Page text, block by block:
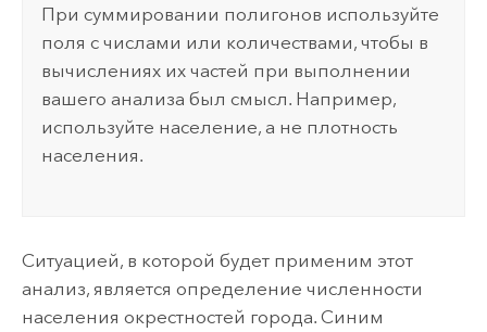
При суммировании полигонов используйте
поля с числами или количествами, чтобы в
вычислениях их частей при выполнении
вашего анализа был смысл. Например,
используйте население, а не плотность
населения.
Ситуацией, в которой будет применим этот
анализ, является определение численности
населения окрестностей города. Синим